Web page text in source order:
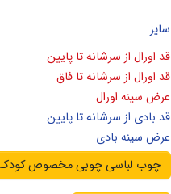
سایز
قد اورال از سرشانه تا پایین
قد اورال از سرشانه تا فاق
عرض سینه اورال
قد بادی از سرشانه تا پایین
عرض سینه بادی
چوب لباسی چوبی مخصوص